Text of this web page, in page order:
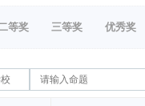
等奖 三等奖 优秀奖